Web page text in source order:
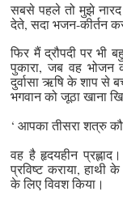
सबसे पहले तो मुझे
देते, सदा भजन-कीर्तन
फिर मैं द्रौपदी पर
पुकारा, जब वह भोजन
दुर्वासा ऋषि के शाप से
भगवान को जूठा खाना
‘ आपका तीसरा शत्रु
वह है हृदयहीन
प्रविष्ट कराया,
के लिए विवश किया।